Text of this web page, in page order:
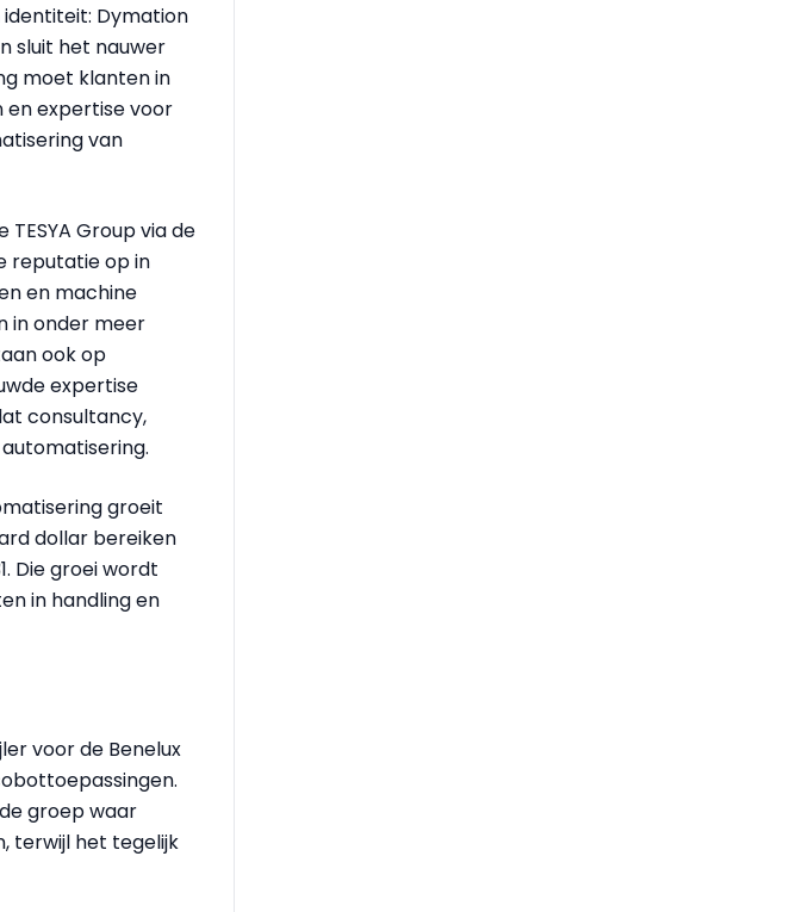
identiteit: Dymation
sluit het nauwer
moet klanten in
en expertise voor
van
Group via de
reputatie op in
en machine
in onder meer
ook op
expertise
consultancy,
groeit
dollar bereiken
Die groei wordt
in handling en
voor de Benelux
groep waar
terwijl het tegelijk